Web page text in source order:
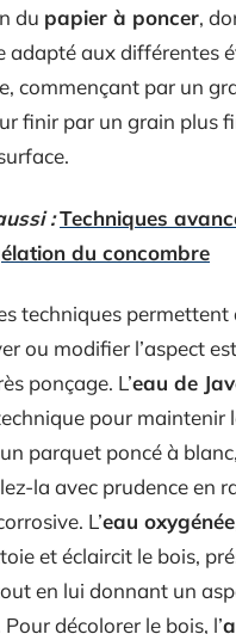
du papier à poncer,
adapté aux différentes
commençant par un
finir par un grain plus
:Techniques
du concombre
techniques permettent
ou modifier l’aspect
ponçage. L’eau de
pour maintenir
parquet poncé à
la avec prudence en
L’eau oxygénée
et éclaircit le bois,
en lui donnant un
décolorer le bois, l’